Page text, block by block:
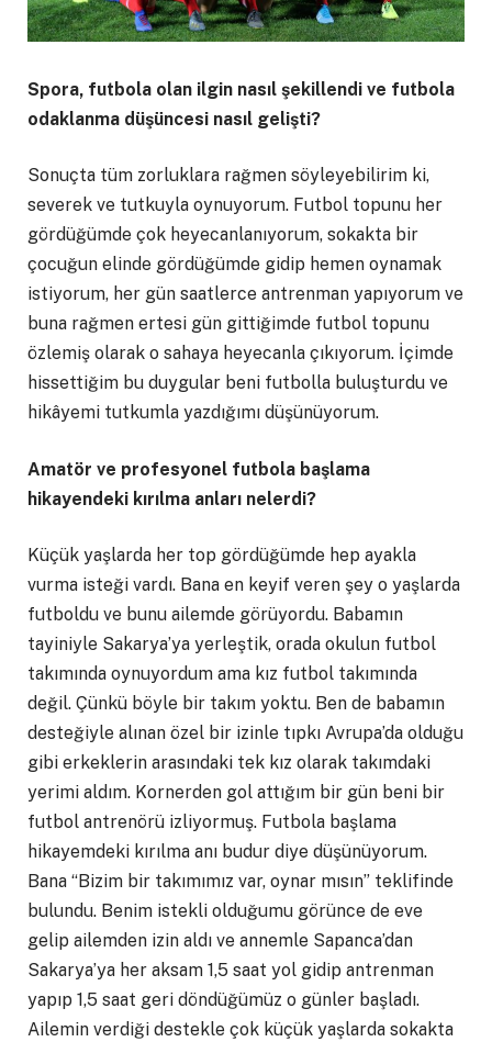
Spora, futbola olan ilgin nasıl şekillendi ve futbola
odaklanma düşüncesi nasıl gelişti?
Sonuçta tüm zorluklara rağmen söyleyebilirim ki,
severek ve tutkuyla oynuyorum. Futbol topunu her
gördüğümde çok heyecanlanıyorum, sokakta bir
çocuğun elinde gördüğümde gidip hemen oynamak
istiyorum, her gün saatlerce antrenman yapıyorum ve
buna rağmen ertesi gün gittiğimde futbol topunu
özlemiş olarak o sahaya heyecanla çıkıyorum. İçimde
hissettiğim bu duygular beni futbolla buluşturdu ve
hikâyemi tutkumla yazdığımı düşünüyorum.
Amatör ve profesyonel futbola başlama
hikayendeki kırılma anları nelerdi?
Küçük yaşlarda her top gördüğümde hep ayakla
vurma isteği vardı. Bana en keyif veren şey o yaşlarda
futboldu ve bunu ailemde görüyordu. Babamın
tayiniyle Sakarya’ya yerleştik, orada okulun futbol
takımında oynuyordum ama kız futbol takımında
değil. Çünkü böyle bir takım yoktu. Ben de babamın
desteğiyle alınan özel bir izinle tıpkı Avrupa’da olduğu
gibi erkeklerin arasındaki tek kız olarak takımdaki
yerimi aldım. Kornerden gol attığım bir gün beni bir
futbol antrenörü izliyormuş. Futbola başlama
hikayemdeki kırılma anı budur diye düşünüyorum.
Bana “Bizim bir takımımız var, oynar mısın” teklifinde
bulundu. Benim istekli olduğumu görünce de eve
gelip ailemden izin aldı ve annemle Sapanca’dan
Sakarya’ya her aksam 1,5 saat yol gidip antrenman
yapıp 1,5 saat geri döndüğümüz o günler başladı.
Ailemin verdiği destekle çok küçük yaşlarda sokakta